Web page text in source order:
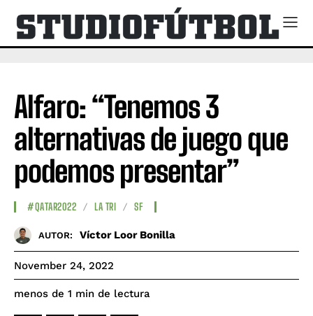
Alfaro: “Tenemos 3
alternativas de juego que
podemos presentar”
#QATAR2022 LA TRI SF
AUTOR: Víctor Loor Bonilla
November 24, 2022
menos de 1 min de lectura